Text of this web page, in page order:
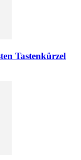
Tastenkürzel